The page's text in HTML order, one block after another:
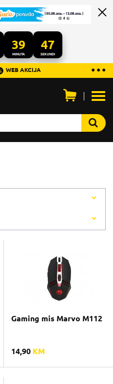
39
MINUTA
47
SEKUNDI
...
● ● ●
WEB AKCIJA
Gaming mis Marvo M112
14,90 KM